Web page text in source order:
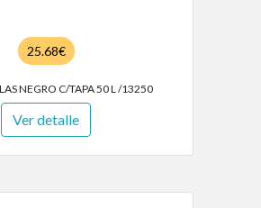
25.68€
NEGRO C/TAPA 50 L /13250
Ver detalle